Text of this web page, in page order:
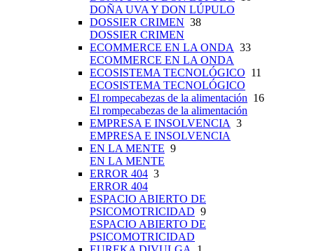
DOÑA UVA Y DON LÚPULO
DOSSIER CRIMEN 38
DOSSIER CRIMEN
ECOMMERCE EN LA ONDA 33
ECOMMERCE EN LA ONDA
ECOSISTEMA TECNOLÓGICO 11
ECOSISTEMA TECNOLÓGICO
El rompecabezas de la alimentación 16
El rompecabezas de la alimentación
EMPRESA E INSOLVENCIA 3
EMPRESA E INSOLVENCIA
EN LA MENTE 9
EN LA MENTE
ERROR 404 3
ERROR 404
ESPACIO ABIERTO DE
PSICOMOTRICIDAD 9
ESPACIO ABIERTO DE
PSICOMOTRICIDAD